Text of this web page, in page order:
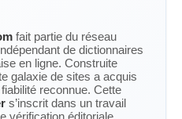
fait partie du réseau
de dictionnaires
en ligne. Construite
galaxie de sites a acquis
reconnue. Cette
s’inscrit dans un travail
vérification éditoriale.